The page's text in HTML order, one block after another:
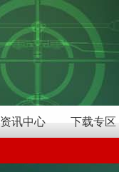
资讯中心 下载专区